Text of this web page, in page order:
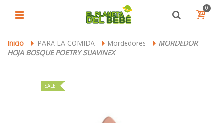
0
Inicio > PARA LA COMIDA > Mordedores > MORDEDOR
HOJA BOSQUE POETRY SUAVINEX
SALE